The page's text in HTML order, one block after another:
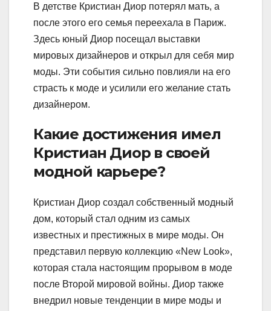
В детстве Кристиан Диор потерял мать, а
после этого его семья переехала в Париж.
Здесь юный Диор посещал выставки
мировых дизайнеров и открыл для себя мир
моды. Эти события сильно повлияли на его
страсть к моде и усилили его желание стать
дизайнером.
Какие достижения имел
Кристиан Диор в своей
модной карьере?
Кристиан Диор создал собственный модный
дом, который стал одним из самых
известных и престижных в мире моды. Он
представил первую коллекцию «New Look»,
которая стала настоящим прорывом в моде
после Второй мировой войны. Диор также
внедрил новые тенденции в мире моды и